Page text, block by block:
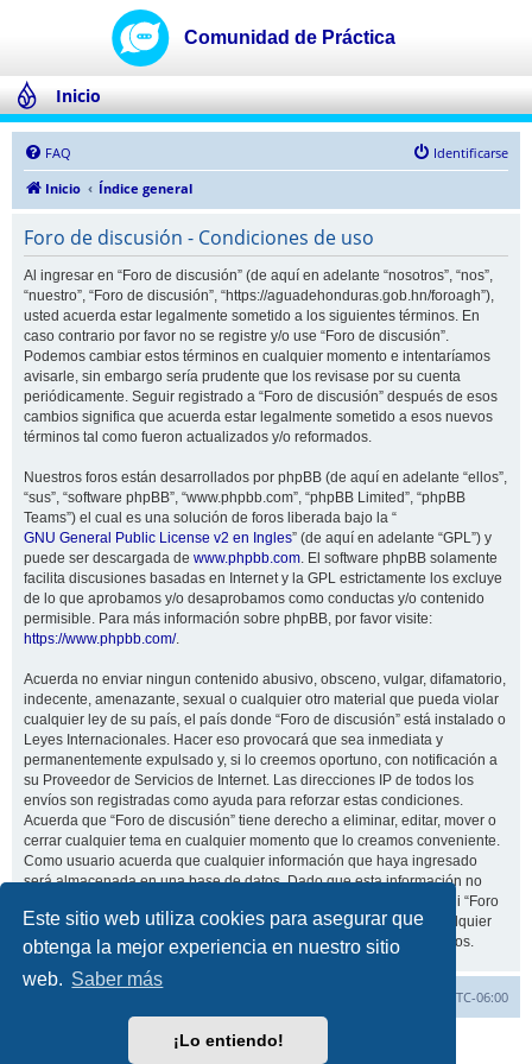
Este sitio web utiliza cookies para asegurar que
obtenga la mejor experiencia en nuestro sitio
web. Saber más
¡Lo entiendo!
Inicio
FAQ
Identificarse
Inicio
Índice general
Foro de discusión - Condiciones de uso
Al ingresar en “Foro de discusión” (de aquí en adelante “nosotros”, “nos”,
“nuestro”, “Foro de discusión”, “https://aguadehonduras.gob.hn/foroagh”),
usted acuerda estar legalmente sometido a los siguientes términos. En
caso contrario por favor no se registre y/o use “Foro de discusión”.
Podemos cambiar estos términos en cualquier momento e intentaríamos
avisarle, sin embargo sería prudente que los revisase por su cuenta
periódicamente. Seguir registrado a “Foro de discusión” después de esos
cambios significa que acuerda estar legalmente sometido a esos nuevos
términos tal como fueron actualizados y/o reformados.
Nuestros foros están desarrollados por phpBB (de aquí en adelante “ellos”,
“sus”, “software phpBB”, “www.phpbb.com”, “phpBB Limited”, “phpBB
Teams”) el cual es una solución de foros liberada bajo la “
GNU General Public License v2 en Ingles” (de aquí en adelante “GPL”) y
puede ser descargada de www.phpbb.com. El software phpBB solamente
facilita discusiones basadas en Internet y la GPL estrictamente los excluye
de lo que aprobamos y/o desaprobamos como conductas y/o contenido
permisible. Para más información sobre phpBB, por favor visite:
https://www.phpbb.com/.
Acuerda no enviar ningun contenido abusivo, obsceno, vulgar, difamatorio,
indecente, amenazante, sexual o cualquier otro material que pueda violar
cualquier ley de su país, el país donde “Foro de discusión” está instalado o
Leyes Internacionales. Hacer eso provocará que sea inmediata y
permanentemente expulsado y, si lo creemos oportuno, con notificación a
su Proveedor de Servicios de Internet. Las direcciones IP de todos los
envíos son registradas como ayuda para reforzar estas condiciones.
Acuerda que “Foro de discusión” tiene derecho a eliminar, editar, mover o
cerrar cualquier tema en cualquier momento que lo creamos conveniente.
Como usuario acuerda que cualquier información que haya ingresado
será almacenada en una base de datos. Dado que esta información no
será compartida con ninguna tercera parte sin su consentimiento, ni “Foro
de discusión” ni phpBB podrán considerarse responsables por cualquier
intento de hacking que conlleve a que los datos sean comprometidos.
UTC-06:00
Desarrollado porphpBB® Forum Software © phpBB Limited